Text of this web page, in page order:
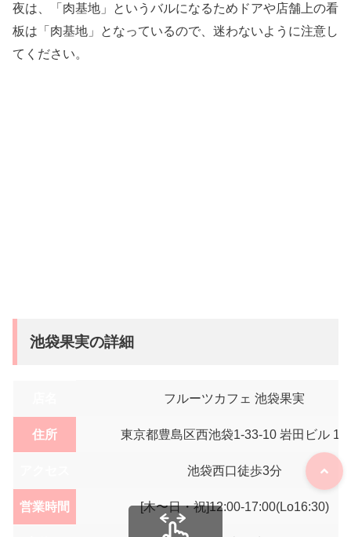
夜は、「肉基地」というバルになるためドアや店舗上の看
板は「肉基地」となっているので、迷わないように注意し
てください。
池袋果実の詳細
フルーツカフェ 池袋果実
住所 東京都豊島区西池袋1-33-10 岩田ビル 1F
池袋西口徒歩3分
営業時間 [木〜日・祝]12:00-17:00(Lo16:30)